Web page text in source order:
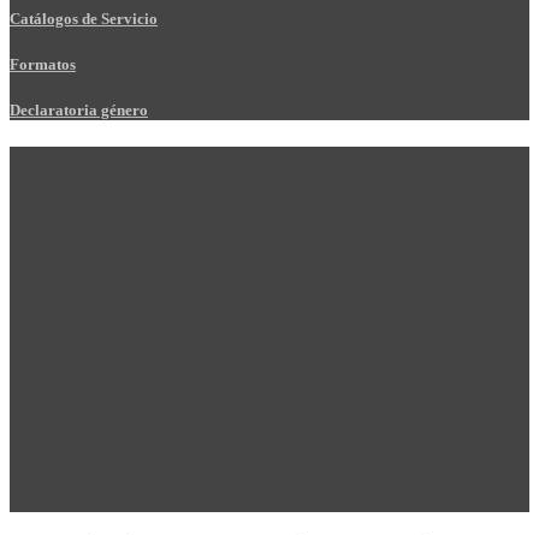
Catálogos de Servicio
Formatos
Declaratoria género